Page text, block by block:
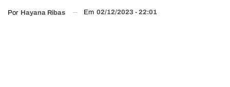
Por Hayana Ribas Em 02/12/2023 - 22:01